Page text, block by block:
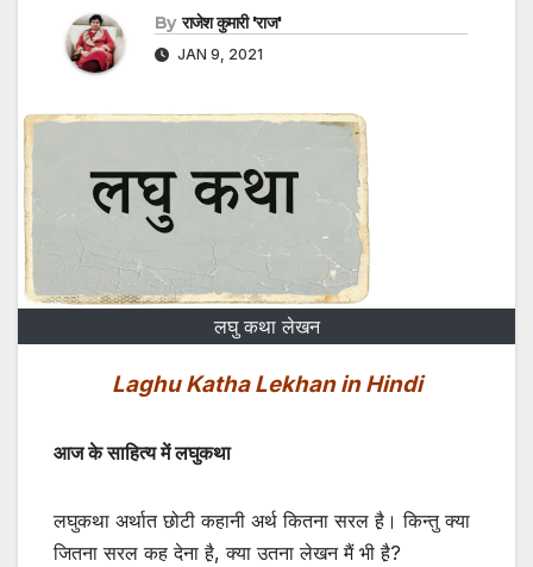
By राजेश कुमारी 'राज'
JAN 9, 2021
लघु कथा लेखन
Laghu Katha Lekhan in Hindi
आज के साहित्य में लघुकथा
लघुकथा अर्थात छोटी कहानी अर्थ कितना सरल है़। किन्तु क्या
जितना सरल कह देना है़, क्या उतना लेखन मैं भी है़?